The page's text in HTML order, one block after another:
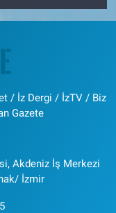
/ İz Dergi / İzTV / Biz
Gazete
Akdeniz İş Merkezi
İzmir